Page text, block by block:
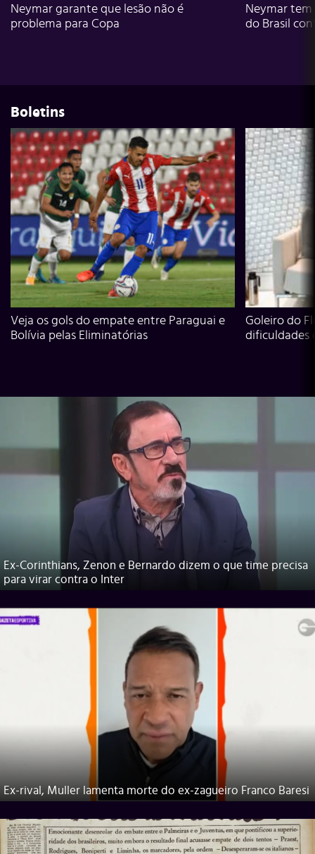
Neymar garante que lesão não é
problema para Copa
Neymar
do Brasil
Boletins
Veja os gols do empate entre Paraguai e
Bolívia pelas Eliminatórias
Goleiro do
dificuldades
Ex-Corinthians, Zenon e Bernardo dizem o que time precisa
para virar contra o Inter
Ex-rival, Muller lamenta morte do ex-zagueiro Franco Baresi